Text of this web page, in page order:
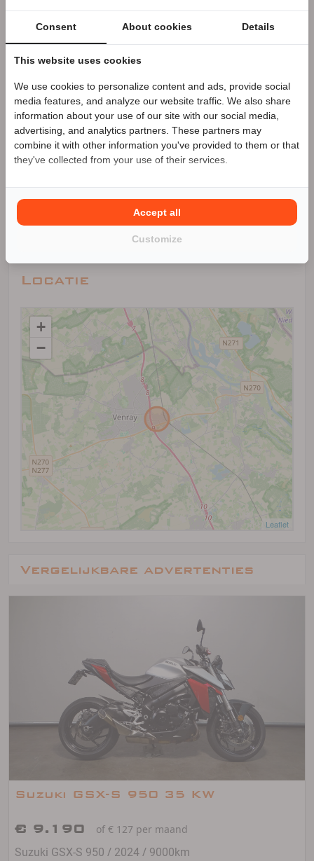
162 advertenties (162 actief)
Locatie
+
−
Leaflet
Vergelijkbare advertenties
Suzuki GSX-S 950 35 KW
€ 9.190
of € 127 per maand
Suzuki GSX-S 950 / 2024 / 9000km
Speciale Motor2go prijs
Benieuwd naar de speciale Motor2go prijs? Bel
588 588
Consent About cookies Details
This website uses cookies
We use cookies to personalize content and ads, provide social
media features, and analyze our website traffic. We also share
information about your use of our site with our social media,
advertising, and analytics partners. These partners may
combine it with other information you've provided to them or that
they've collected from your use of their services.
Customize
Accept all